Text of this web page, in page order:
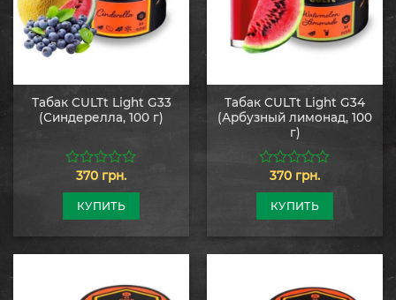
Табак CULTt Light G33
(Синдерелла, 100 г)
из
370 грн.
КУПИТЬ
Табак CULTt Light G34
(Арбузный лимонад, 100
г)
из
370 грн.
КУПИТЬ